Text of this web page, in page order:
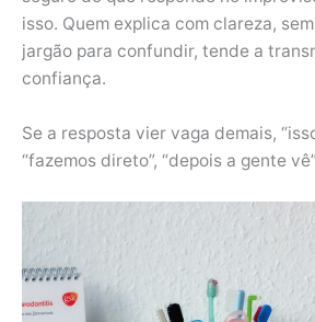
isso. Quem explica com clareza,
jargão para confundir, tende a
confiança.
Se a resposta vier vaga demais,
“fazemos direto”, “depois a gente